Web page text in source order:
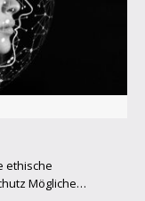
ethische
Mögliche…